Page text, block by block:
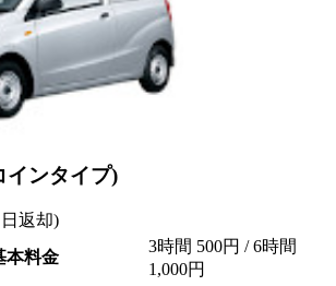
インタイプ)
返却)
本料金
3時間 500円 / 6時間
1,000円